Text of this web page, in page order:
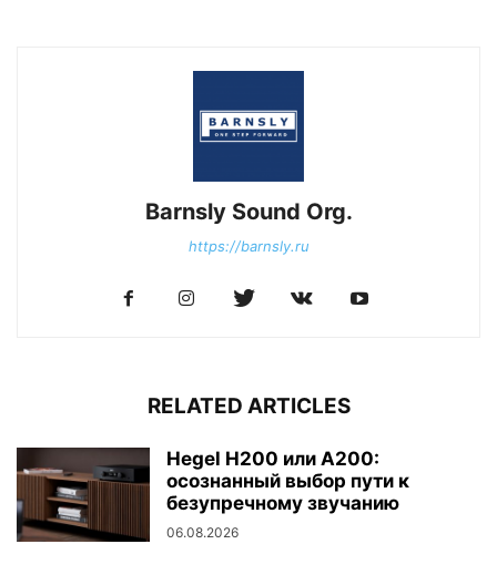
Barnsly Sound Org.
https://barnsly.ru
RELATED ARTICLES
Hegel H200 или A200:
осознанный выбор пути к
безупречному звучанию
06.08.2026